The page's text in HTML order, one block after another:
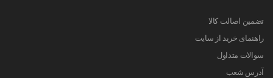
تضمین اصالت کالا
راهنمای خرید از سایت
سوالات متداول
آدرس شعب